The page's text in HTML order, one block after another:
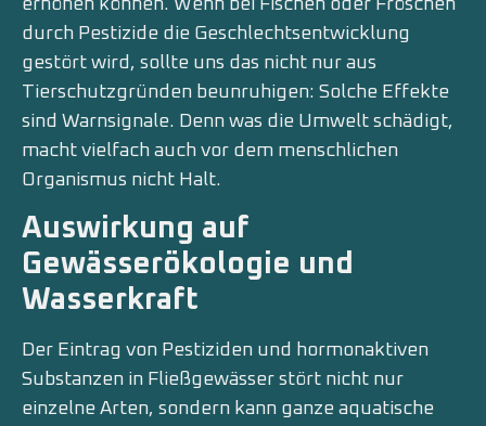
erhöhen können. Wenn bei Fischen oder Fröschen
durch Pestizide die Geschlechtsentwicklung
gestört wird, sollte uns das nicht nur aus
Tierschutzgründen beunruhigen: Solche Effekte
sind Warnsignale. Denn was die Umwelt schädigt,
macht vielfach auch vor dem menschlichen
Organismus nicht Halt.
Auswirkung auf
Gewässerökologie und
Wasserkraft
Der Eintrag von Pestiziden und hormonaktiven
Substanzen in Fließgewässer stört nicht nur
einzelne Arten, sondern kann ganze aquatische